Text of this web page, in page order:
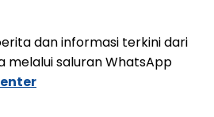
dan informasi terkini dari
saluran WhatsApp